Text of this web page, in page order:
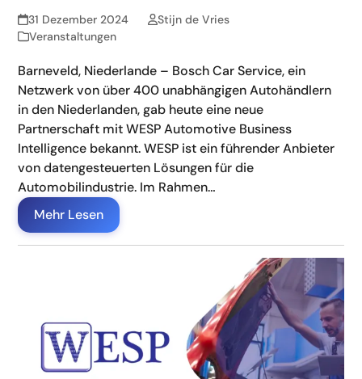
31 Dezember 2024
Stijn de Vries
Veranstaltungen
Barneveld, Niederlande – Bosch Car Service, ein
Netzwerk von über 400 unabhängigen Autohändlern
in den Niederlanden, gab heute eine neue
Partnerschaft mit WESP Automotive Business
Intelligence bekannt. WESP ist ein führender Anbieter
von datengesteuerten Lösungen für die
Automobilindustrie. Im Rahmen…
Mehr Lesen